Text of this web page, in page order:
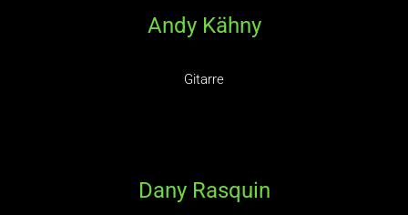
Andy Kähny
Gitarre
Dany Rasquin